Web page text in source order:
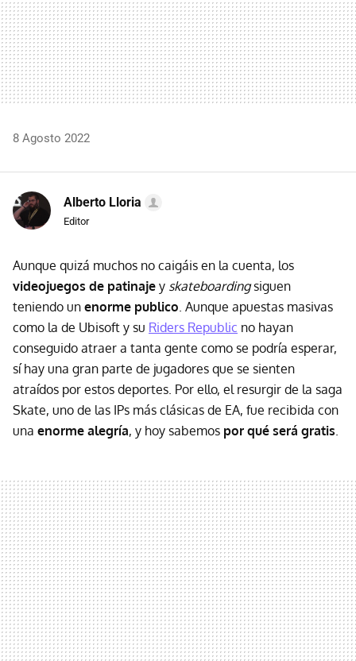
8 Agosto 2022
Alberto Lloria
Editor
Aunque quizá muchos no caigáis en la cuenta, los
videojuegos de patinaje y skateboardingsiguen
teniendo un enorme publico . Aunque apuestas masivas
como la de Ubisoft y su Riders Republic no hayan
conseguido atraer a tanta gente como se podría esperar,
sí hay una gran parte de jugadores que se sienten
atraídos por estos deportes. Por ello, el resurgir de la saga
Skate, uno de las IPs más clásicas de EA, fue recibida con
una enorme alegría, y hoy sabemos por qué será gratis